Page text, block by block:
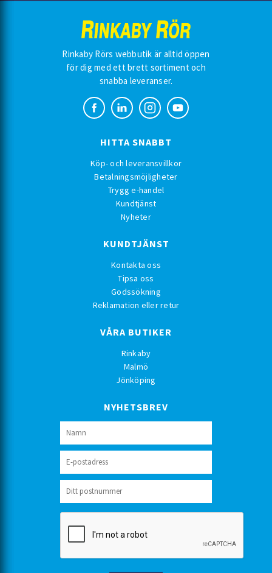
Rinkaby Rörs webbutik är alltid öppen
för dig med ett brett sortiment och
snabba leveranser.
HITTA SNABBT
Köp- och leveransvillkor
Betalningsmöjligheter
Trygg e-handel
Kundtjänst
Nyheter
KUNDTJÄNST
Kontakta oss
Tipsa oss
Godssökning
Reklamation eller retur
VÅRA BUTIKER
Rinkaby
Malmö
Jönköping
NYHETSBREV